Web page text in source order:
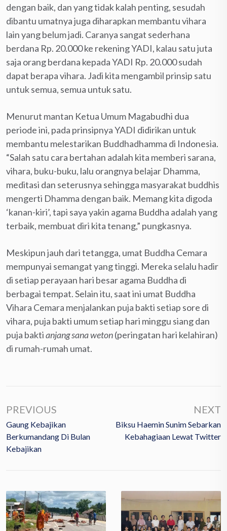
dengan baik, dan yang tidak kalah penting, sesudah
dibantu umatnya juga diharapkan membantu vihara
lain yang belum jadi. Caranya sangat sederhana
berdana Rp. 20.000 ke rekening YADI, kalau satu juta
saja orang berdana kepada YADI Rp. 20.000 sudah
dapat berapa vihara. Jadi kita mengambil prinsip satu
untuk semua, semua untuk satu.
Menurut mantan Ketua Umum Magabudhi dua
periode ini, pada prinsipnya YADI didirikan untuk
membantu melestarikan Buddhadhamma di Indonesia.
“Salah satu cara bertahan adalah kita memberi sarana,
vihara, buku-buku, lalu orangnya belajar Dhamma,
meditasi dan seterusnya sehingga masyarakat buddhis
mengerti Dhamma dengan baik. Memang kita digoda
‘kanan-kiri’, tapi saya yakin agama Buddha adalah yang
terbaik, membuat diri kita tenang,” pungkasnya.
Meskipun jauh dari tetangga, umat Buddha Cemara
mempunyai semangat yang tinggi. Mereka selalu hadir
di setiap perayaan hari besar agama Buddha di
berbagai tempat. Selain itu, saat ini umat Buddha
Vihara Cemara menjalankan puja bakti setiap sore di
vihara, puja bakti umum setiap hari minggu siang dan
puja baktianjang sana weton(peringatan hari kelahiran)
di rumah-rumah umat.
PREVIOUS
Gaung Kebajikan
Berkumandang Di Bulan
Kebajikan
NEXT
Biksu Haemin Sunim Sebarkan
Kebahagiaan Lewat Twitter